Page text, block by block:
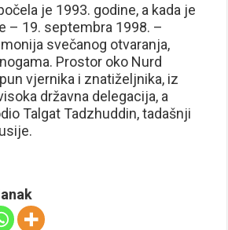
je 1993. godine, a kada je
– 19. septembra 1998. –
svečanog otvaranja,
Prostor oko Nurd
vjernika i znatiželjnika, iz
državna delegacija, a
Talgat Tadzhuddin, tadašnji